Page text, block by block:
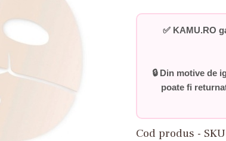
✅ KAMU.RO
🔒 Din motive de
poate fi
Cod produs - SKU